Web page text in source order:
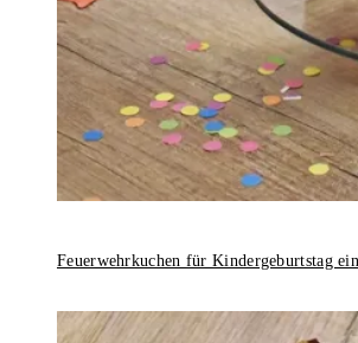
Feuerwehrkuchen für Kindergeburtstag